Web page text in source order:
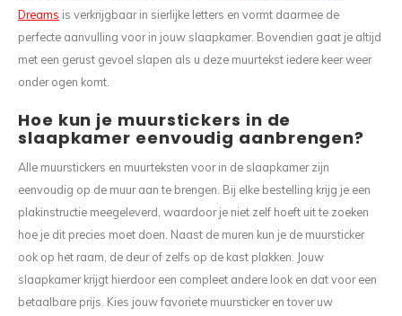
Dreams is verkrijgbaar in sierlijke letters en vormt daarmee de
perfecte aanvulling voor in jouw slaapkamer. Bovendien gaat je altijd
met een gerust gevoel slapen als u deze muurtekst iedere keer weer
onder ogen komt.
Hoe kun je muurstickers in de
slaapkamer eenvoudig aanbrengen?
Alle muurstickers en muurteksten voor in de slaapkamer zijn
eenvoudig op de muur aan te brengen. Bij elke bestelling krijg je een
plakinstructie meegeleverd, waardoor je niet zelf hoeft uit te zoeken
hoe je dit precies moet doen. Naast de muren kun je de muursticker
ook op het raam, de deur of zelfs op de kast plakken. Jouw
slaapkamer krijgt hierdoor een compleet andere look en dat voor een
betaalbare prijs. Kies jouw favoriete muursticker en tover uw